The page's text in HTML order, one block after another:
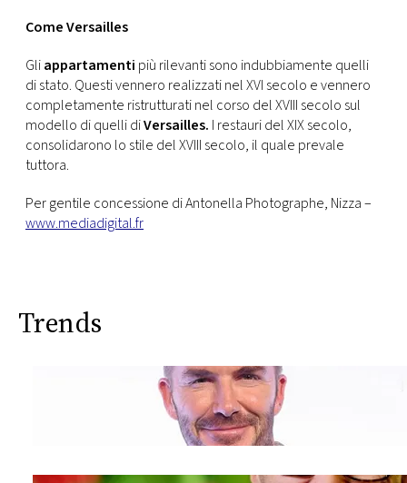
Come Versailles
Gliappartamenti più rilevanti sono indubbiamente quelli
di stato. Questi vennero realizzati nel XVI secolo e vennero
completamente ristrutturati nel corso del XVIII secolo sul
modello di quelli diVersailles. I restauri del XIX secolo,
consolidarono lo stile del XVIII secolo, il quale prevale
tuttora.
Per gentile concessione di Antonella Photographe, Nizza –
www.mediadigital.fr
Trends